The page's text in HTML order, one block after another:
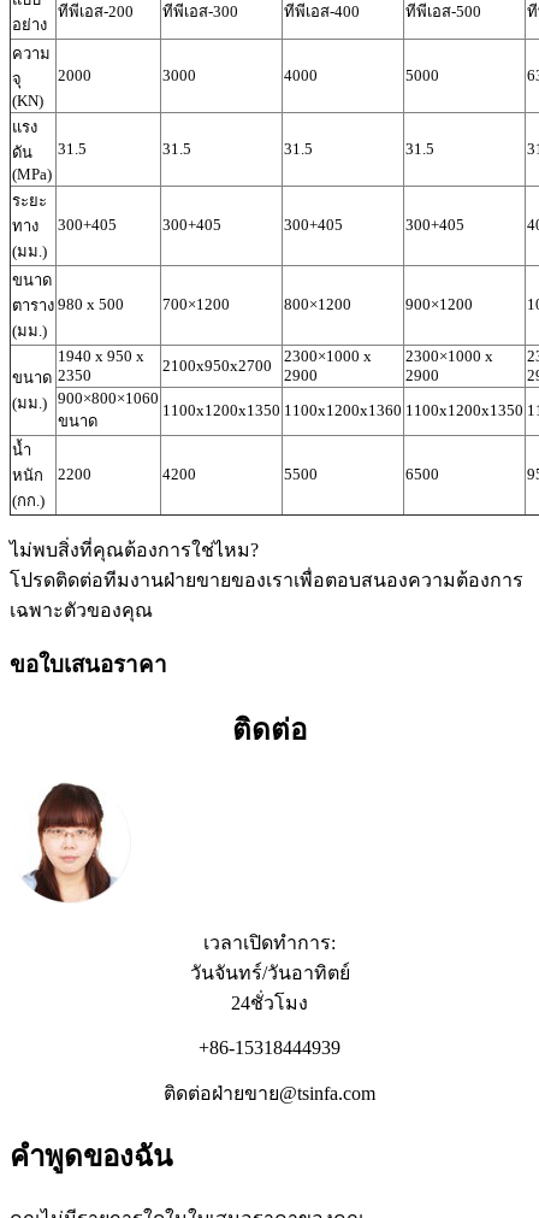
อย่าง
ทีพีเอส-200 ทีพีเอส-300 ทีพีเอส-400 ทีพีเอส-500 ที
ความ
จุ
(KN)
2000 3000 4000 5000
แรง
ดัน
(MPa)
31.5 31.5 31.5 31.5
ระยะ
ทาง
(มม.)
300+405 300+405 300+405 300+405
ขนาด
ตาราง
(มม.)
980 x 500 700×1200 800×1200 900×1200
ขนาด
(มม.)
1940 x 950 x
2350
2100x950x2700
2300×1000 x
2900
2300×1000 x
2900
900×800×1060
ขนาด
1100x1200x1350 1100x1200x1360 1100x1200x1350
น้ำ
หนัก
(กก.)
2200 4200 5500 6500
ไม่พบสิ่งที่คุณต้องการใช่ไหม?
โปรดติดต่อทีมงานฝ่ายขายของเราเพื่อตอบสนองความต้องการ
เฉพาะตัวของคุณ
ขอใบเสนอราคา
ติดต่อ
เวลาเปิดทำการ:
วันจันทร์/วันอาทิตย์
24ชั่วโมง
+86-15318444939
ติดต่อฝ่ายขาย@tsinfa.com
คำพูดของฉัน